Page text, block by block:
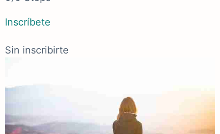
Inscríbete
Sin inscribirte